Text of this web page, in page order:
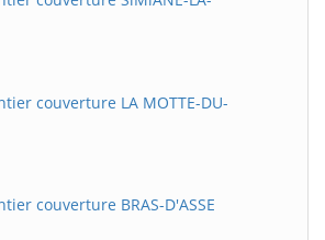
couverture LA MOTTE-DU-
couverture BRAS-D'ASSE